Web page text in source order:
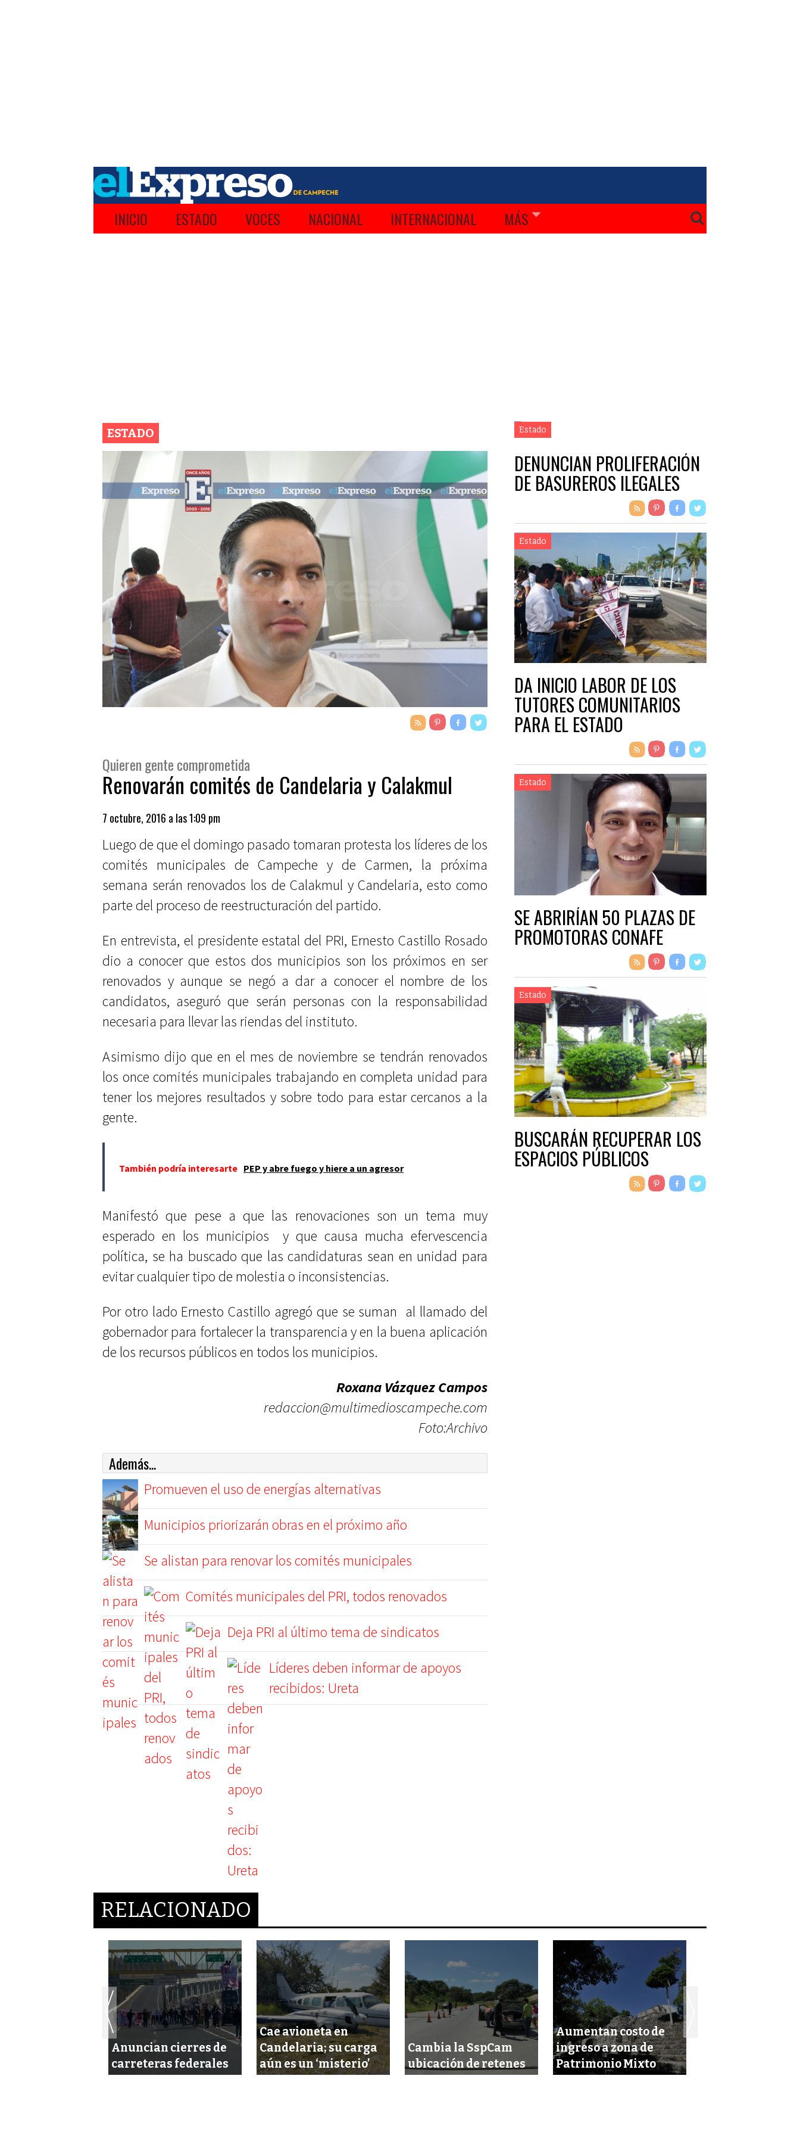
INICIO ESTADO VOCES NACIONAL INTERNACIONAL MÁS
ESTADO
Quieren gente comprometida
Renovarán comités de Candelaria y Calakmul
7 octubre, 2016 a las 1:09 pm
Luego de que el domingo pasado tomaran protesta los líderes de los
comités municipales de Campeche y de Carmen, la próxima
semana serán renovados los de Calakmul y Candelaria, esto como
parte del proceso de reestructuración del partido.
En entrevista, el presidente estatal del PRI, Ernesto Castillo Rosado
dio a conocer que estos dos municipios son los próximos en ser
renovados y aunque se negó a dar a conocer el nombre de los
candidatos, aseguró que serán personas con la responsabilidad
necesaria para llevar las riendas del instituto.
Asimismo dijo que en el mes de noviembre se tendrán renovados
los once comités municipales trabajando en completa unidad para
tener los mejores resultados y sobre todo para estar cercanos a la
gente.
También podría interesarte PEP y abre fuego y hiere a un agresor
Manifestó que pese a que las renovaciones son un tema muy
esperado en los municipios y que causa mucha efervescencia
política, se ha buscado que las candidaturas sean en unidad para
evitar cualquier tipo de molestia o inconsistencias.
Por otro lado Ernesto Castillo agregó que se suman al llamado del
gobernador para fortalecer la transparencia y en la buena aplicación
de los recursos públicos en todos los municipios.
Roxana Vázquez Campos
redaccion@multimedioscampeche.com
Foto:Archivo
Además...
Promueven el uso de energías alternativas
Municipios priorizarán obras en el próximo año
Se alistan para renovar los comités municipales
Comités municipales del PRI, todos renovados
Deja PRI al último tema de sindicatos
Líderes deben informar de apoyos
recibidos: Ureta
Estado
DENUNCIAN PROLIFERACIÓN
DE BASUREROS ILEGALES
Estado
DA INICIO LABOR DE LOS
TUTORES COMUNITARIOS
PARA EL ESTADO
Estado
SE ABRIRÍAN 50 PLAZAS DE
PROMOTORAS CONAFE
Estado
BUSCARÁN RECUPERAR LOS
ESPACIOS PÚBLICOS
RELACIONADO
Anuncian cierres de
carreteras federales
Cae avioneta en
Candelaria; su carga
aún es un ‘misterio’
Cambia la SspCam
ubicación de retenes
Aumentan costo de
ingreso a zona de
Patrimonio Mixto